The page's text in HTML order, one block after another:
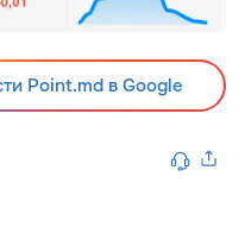
Point.md в Google